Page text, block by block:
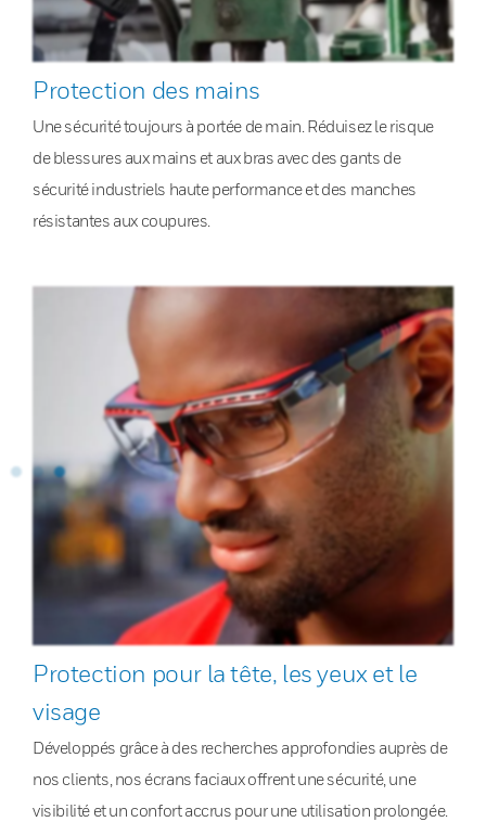
Protection des mains
Une sécurité toujours à portée de main. Réduisez le risque
de blessures aux mains et aux bras avec des gants de
sécurité industriels haute performance et des manches
résistantes aux coupures.
Protection pour la tête, les yeux et le
visage
Développés grâce à des recherches approfondies auprès de
nos clients, nos écrans faciaux offrent une sécurité, une
visibilité et un confort accrus pour une utilisation prolongée.